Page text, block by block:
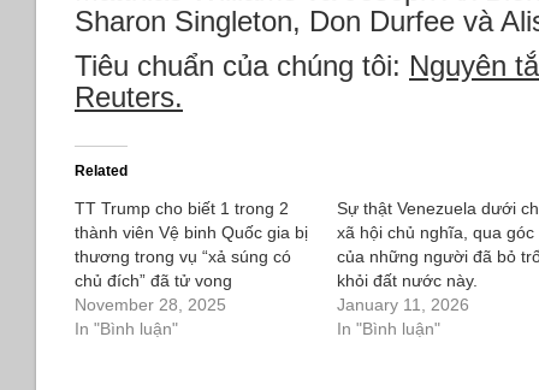
Sharon Singleton, Don Durfee và
Tiêu chuẩn của chúng tôi: Nguyên
Reuters.
Related
TT Trump cho biết 1 trong 2
thành viên Vệ binh Quốc gia bị
thương trong vụ “xả súng có
chủ đích” đã tử vong
November 28, 2025
In "Bình luận"
Sự thật Venezuela dưới
xã hội chủ nghĩa, qua
của những người đã bỏ
khỏi đất nước này.
January 11, 2026
In "Bình luận"